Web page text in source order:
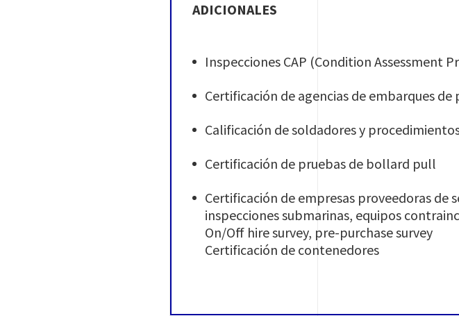
ADICIONALES
Inspecciones CAP (Condition Assessment
Certificación de agencias de embarques
Calificación de soldadores y
Certificación de pruebas de bollard pull
Certificación de empresas proveedoras de
inspecciones submarinas, equipos
On/Off hire survey, pre-purchase survey
Certificación de contenedores